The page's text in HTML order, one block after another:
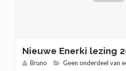
Nieuwe Enerki lezing
Bruno Geen onderdeel van